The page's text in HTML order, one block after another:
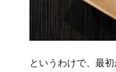
というわけで、最